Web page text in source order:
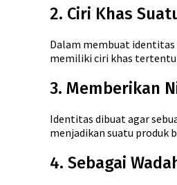
2. Ciri Khas
Dalam membuat identitas
memiliki ciri khas
3. Memberikan
Identitas dibuat agar
menjadikan suatu produk
4. Sebagai